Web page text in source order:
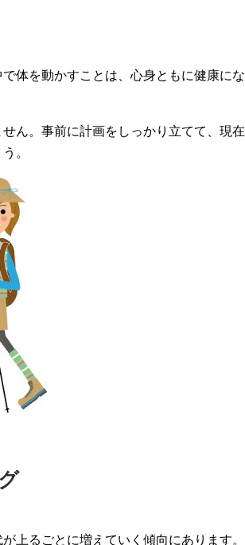
体を動かすことは、心身ともに健康にな
ん。事前に計画をしっかり立てて、現在
。
上るごとに増えていく傾向にあります。